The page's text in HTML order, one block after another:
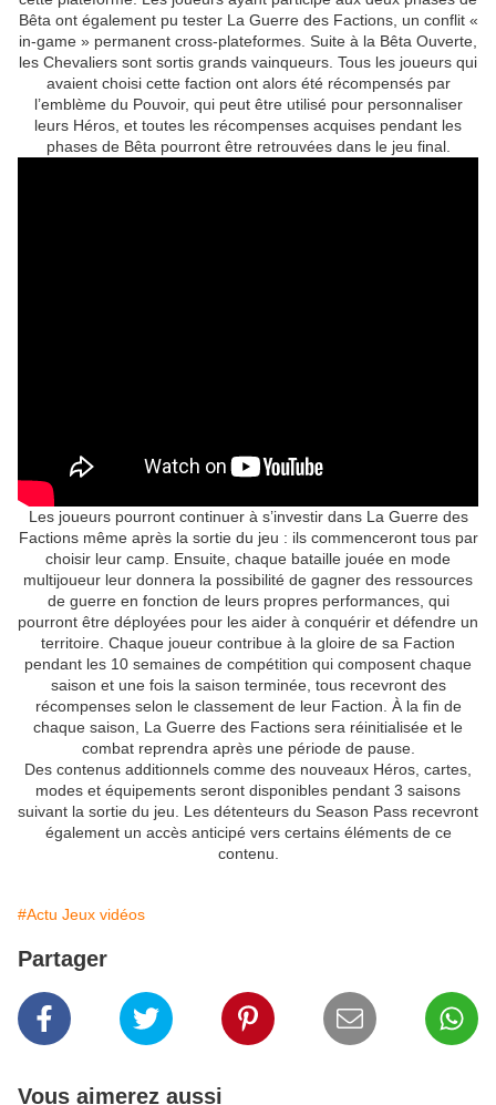
Bêta ont également pu tester La Guerre des Factions, un conflit «
in-game » permanent cross-plateformes. Suite à la Bêta Ouverte,
les Chevaliers sont sortis grands vainqueurs. Tous les joueurs qui
avaient choisi cette faction ont alors été récompensés par
l’emblème du Pouvoir, qui peut être utilisé pour personnaliser
leurs Héros, et toutes les récompenses acquises pendant les
phases de Bêta pourront être retrouvées dans le jeu final.
Les joueurs pourront continuer à s’investir dans La Guerre des
Factions même après la sortie du jeu : ils commenceront tous par
choisir leur camp. Ensuite, chaque bataille jouée en mode
multijoueur leur donnera la possibilité de gagner des ressources
de guerre en fonction de leurs propres performances, qui
pourront être déployées pour les aider à conquérir et défendre un
territoire. Chaque joueur contribue à la gloire de sa Faction
pendant les 10 semaines de compétition qui composent chaque
saison et une fois la saison terminée, tous recevront des
récompenses selon le classement de leur Faction. À la fin de
chaque saison, La Guerre des Factions sera réinitialisée et le
combat reprendra après une période de pause.
Des contenus additionnels comme des nouveaux Héros, cartes,
modes et équipements seront disponibles pendant 3 saisons
suivant la sortie du jeu. Les détenteurs du Season Pass recevront
également un accès anticipé vers certains éléments de ce
contenu.
#Actu Jeux vidéos
Partager
Vous aimerez aussi